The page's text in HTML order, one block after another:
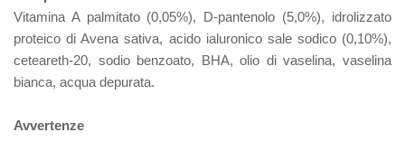
Vitamina A palmitato (0,05%), D-pantenolo (5,0%), idrolizzato
proteico di Avena sativa, acido ialuronico sale sodico (0,10%),
ceteareth-20, sodio benzoato, BHA, olio di vaselina, vaselina
bianca, acqua depurata.
Avvertenze